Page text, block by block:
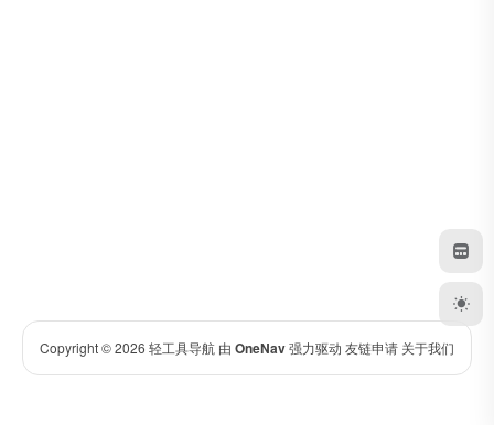
Copyright © 2026 轻工具导航 由 OneNav强力驱动 友链申请 关于我们